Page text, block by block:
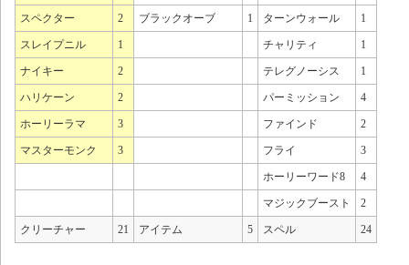
スペクター 2 ブラックオーブ 1 ターンウォール 1
スレイプニル 1 チャリティ 1
ナイキー 2 テレグノーシス 1
ハリケーン 2 パーミッション 4
ホーリーラマ 3 ファインド 2
マスターモンク 3 フライ 3
ホーリーワード8 4
マジックブースト 2
クリーチャー 21 アイテム 5 スペル 24